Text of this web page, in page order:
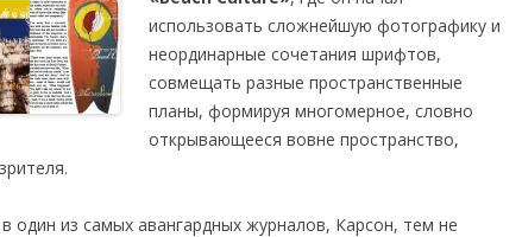
использовать сложнейшую фотографику и
неординарные сочетания шрифтов,
совмещать разные пространственные
планы, формируя многомерное, словно
открывающееся вовне пространство,
в один из самых авангардных журналов, Карсон, тем не